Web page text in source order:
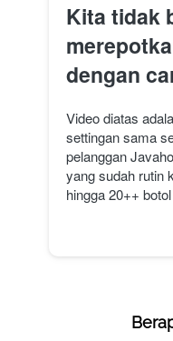
Kita tidak
dengan
Video diatas
settingan sama
pelanggan
yang sudah rutin
hingga 20++